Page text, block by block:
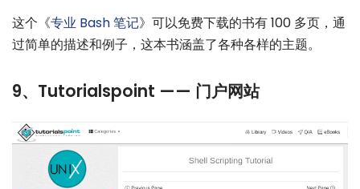
这个《专业 Bash 笔记》可以免费下载的书有 100 多页，通
过简单的描述和例子，这本书涵盖了各种各样的主题。
9、Tutorialspoint —— 门户网站